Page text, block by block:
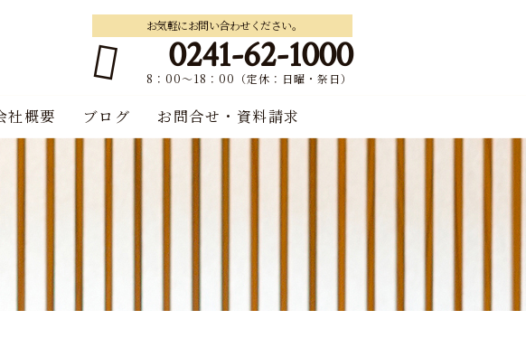
お気軽にお問い合わせください。
0241-62-1000
8：00～18：00（定休：日曜・祭日）
社概要 ブログ お問合せ・資料請求